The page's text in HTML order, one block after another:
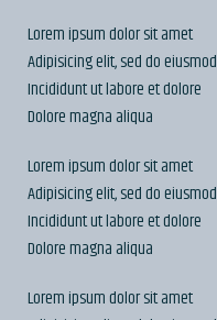
Lorem ipsum dolor sit amet
Adipisicing elit, sed do eiusmod
Incididunt ut labore et dolore
Dolore magna aliqua
Lorem ipsum dolor sit amet
Adipisicing elit, sed do eiusmod
Incididunt ut labore et dolore
Dolore magna aliqua
Lorem ipsum dolor sit amet